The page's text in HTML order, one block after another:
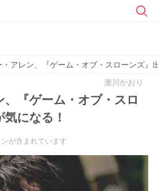
・アレン、『ゲーム・オブ・スローンズ』
瀧川かおり
『ゲーム・オブ・スロ
になる！
が含まれています